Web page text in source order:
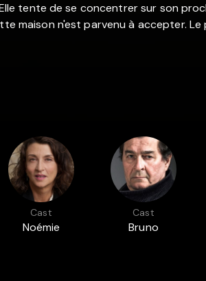
tente de se concentrer sur son
maison n'est parvenu à accepter.
Cast
Noémie
Cast
Bruno